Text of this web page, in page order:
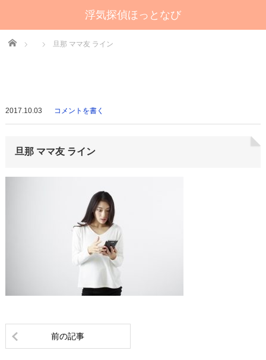
浮気探偵ほっとなび
Home 旦那 ママ友 ライン
2017.10.03 コメントを書く
旦那 ママ友 ライン
前の記事